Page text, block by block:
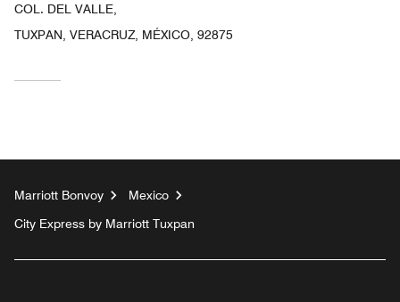
COL. DEL VALLE,
TUXPAN, VERACRUZ, MÉXICO, 92875
Marriott Bonvoy
Mexico
City Express by Marriott Tuxpan